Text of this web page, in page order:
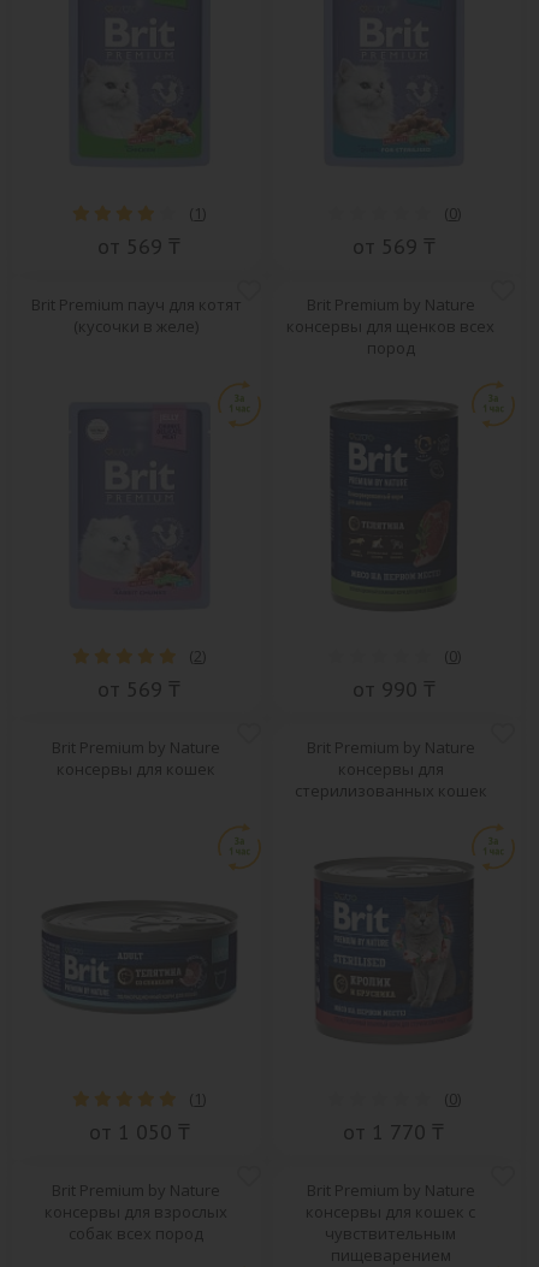
( 1)
от 569 ₸
(0)
от 569 ₸
Brit Premium пауч для котят
(кусочки в желе)
( 2)
от 569 ₸
Brit Premium by Nature
консервы для щенков всех
пород
(0)
от 990 ₸
Brit Premium by Nature
консервы для кошек
( 1)
от 1 050 ₸
Brit Premium by Nature
консервы для
стерилизованных кошек
(0)
от 1 770 ₸
Brit Premium by Nature
консервы для взрослых
собак всех пород
Brit Premium by Nature
консервы для кошек с
чувствительным
пищеварением